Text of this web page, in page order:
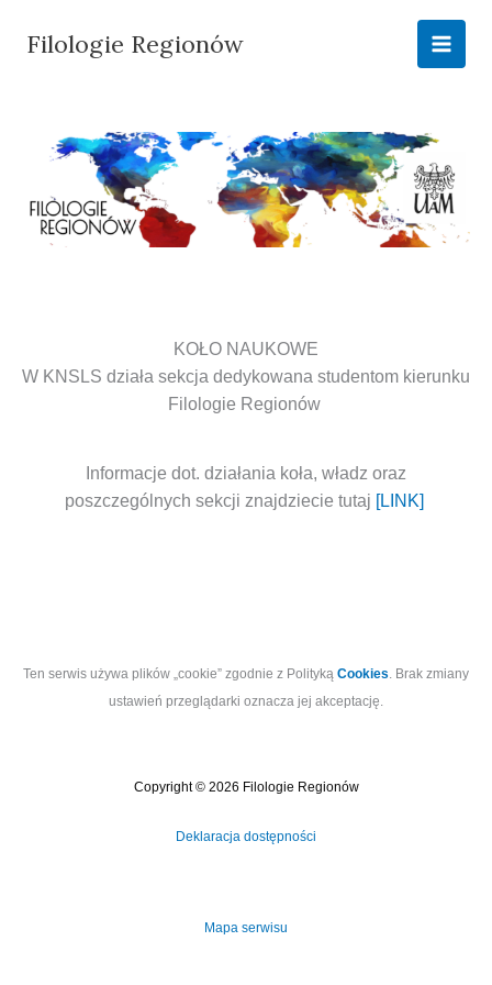
Filologie Regionów
KOŁO NAUKOWE
W KNSLS działa sekcja dedykowana studentom kierunku
Filologie Regionów
Informacje dot. działania koła, władz oraz
poszczególnych sekcji znajdziecie tutaj [LINK]
Ten serwis używa plików „cookie” zgodnie z Polityką Cookies. Brak zmiany
ustawień przeglądarki oznacza jej akceptację.
Copyright © 2026 Filologie Regionów
Deklaracja dostępności
Mapa serwisu